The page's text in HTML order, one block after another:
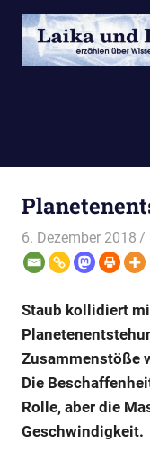
Zum
Inhalt
springen
Freunde
6. Dezember 2018
Staub kollidiert
Zusammenstöße
Die
Rolle, aber die
Geschwindigkeit.